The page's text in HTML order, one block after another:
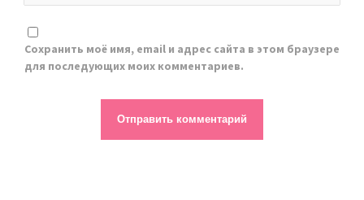
Сохранить моё имя, email и адрес сайта в этом браузере
для последующих моих комментариев.